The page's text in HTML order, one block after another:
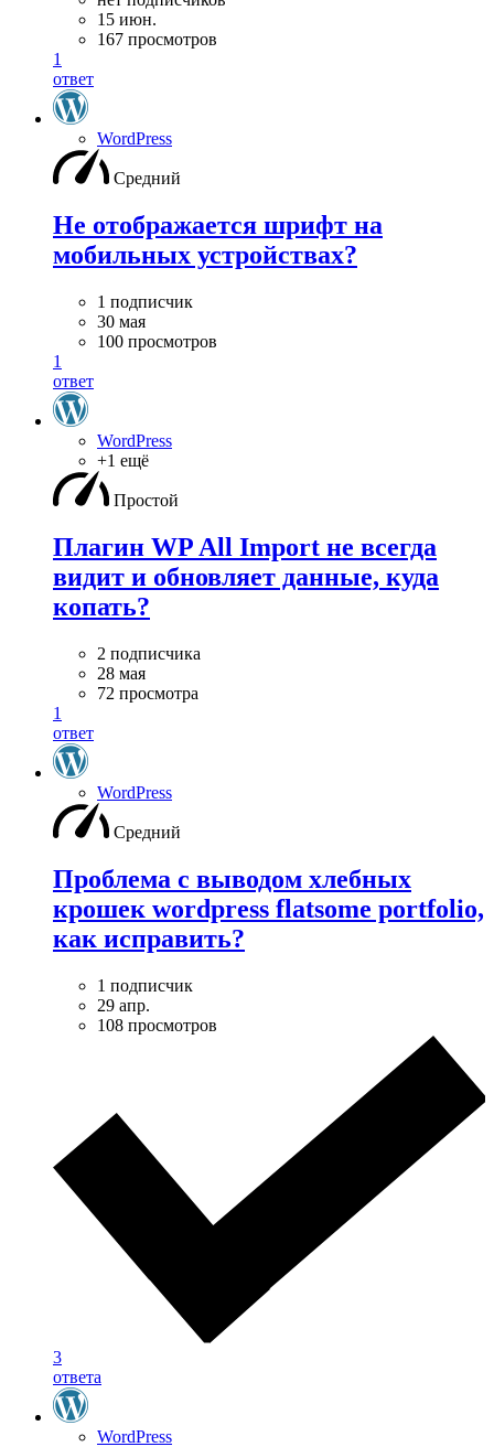
15 июн.
167 просмотров
1
ответ
WordPress
Средний
Не отображается шрифт на
мобильных устройствах?
1 подписчик
30 мая
100 просмотров
1
ответ
WordPress
+1 ещё
Простой
Плагин WP All Import не всегда
видит и обновляет данные, куда
копать?
2 подписчика
28 мая
72 просмотра
1
ответ
WordPress
Средний
Проблема с выводом хлебных
крошек wordpress flatsome portfolio,
как исправить?
1 подписчик
29 апр.
108 просмотров
3
ответа
WordPress